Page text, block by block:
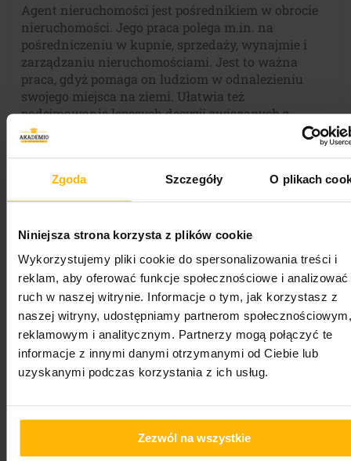
Zgoda Szczegóły O plikach
Niniejsza strona korzysta z plików cookie
Wykorzystujemy pliki cookie do spersonalizowania treści i
reklam, aby oferować funkcje społecznościowe i analizować
ruch w naszej witrynie. Informacje o tym, jak korzystasz z
naszej witryny, udostępniamy partnerom społecznościowym,
reklamowym i analitycznym. Partnerzy mogą połączyć te
informacje z innymi danymi otrzymanymi od Ciebie lub
uzyskanymi podczas korzystania z ich usług.
Zezwól na wszystkie
Agent nieruchomości jest pośrednikiem w obrocie
nieruchomości. Jego praca polega m.in. na
pośredniczeniu w kupnie, sprzedaży, wynajmie i
zarządzaniu nieruchomościami. Jest to ważna
praca, gdyż pomaga on ludziom w odnalezieniu
swojego miejsca na ziemi. Ułatwia też
podejmowanie lepszych decyzji związanych z
wynajmem lub sprzedażą.
Nasz kurs zawiera obszerną wiedzę z zakresów
takich jak wprowadzenie do rynku nieruchomości,
zarządzanie nieruchomościami. Dodatkowo
dostępne są materiały również z tematyki
technologii i innowacji w nieruchomościach, a
także praktyczne umiejętności i Case Studies.
Szkolenie pozwala na poszerzenie swojej wiedzy i
umiejętności, daje też wiele korzyści związanych z
uzyskaniem pracy lub awansem. Pracodawcy
zazwyczaj są pozytywnie nastawieni do osób, które
szkolą się i rozwijają w swojej dziedzinie. Kurs
pracy. Osoby, które są wykwalifikowane w swojej
dziedzinie mogą liczyć na takie profity.